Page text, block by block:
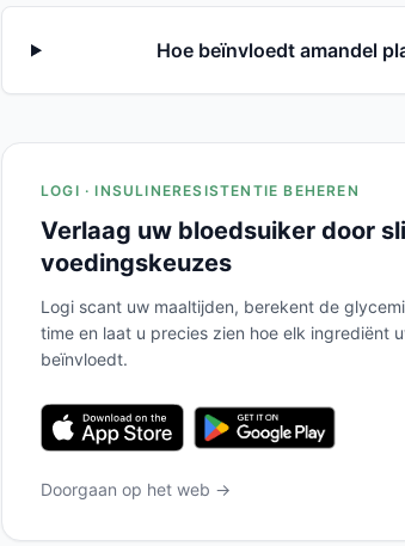
Hoe beïnvloedt amandel
LOGI · INSULINERESISTENTIE BEHEREN
Verlaag uw bloedsuiker door
voedingskeuzes
Logi scant uw maaltijden, berekent de
time en laat u precies zien hoe elk ingrediënt
beïnvloedt.
Doorgaan op het web →